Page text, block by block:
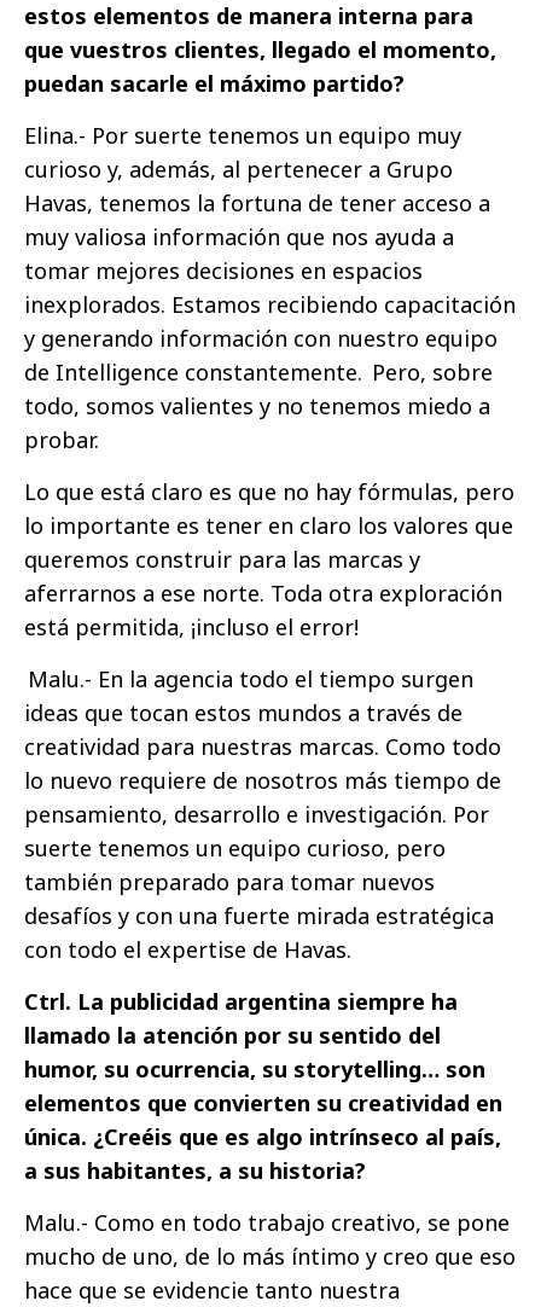
estos elementos de manera interna para
que vuestros clientes, llegado el momento,
puedan sacarle el máximo partido?
Elina.- Por suerte tenemos un equipo muy
curioso y, además, al pertenecer a Grupo
Havas, tenemos la fortuna de tener acceso a
muy valiosa información que nos ayuda a
tomar mejores decisiones en espacios
inexplorados. Estamos recibiendo capacitación
y generando información con nuestro equipo
de Intelligence constantemente. Pero, sobre
todo, somos valientes y no tenemos miedo a
probar.
Lo que está claro es que no hay fórmulas, pero
lo importante es tener en claro los valores que
queremos construir para las marcas y
aferrarnos a ese norte. Toda otra exploración
está permitida, ¡incluso el error!
Malu.- En la agencia todo el tiempo surgen
ideas que tocan estos mundos a través de
creatividad para nuestras marcas. Como todo
lo nuevo requiere de nosotros más tiempo de
pensamiento, desarrollo e investigación. Por
suerte tenemos un equipo curioso, pero
también preparado para tomar nuevos
desafíos y con una fuerte mirada estratégica
con todo el expertise de Havas.
Ctrl. La publicidad argentina siempre ha
llamado la atención por su sentido del
humor, su ocurrencia, su storytelling… son
elementos que convierten su creatividad en
única. ¿Creéis que es algo intrínseco al país,
a sus habitantes, a su historia?
Malu.- Como en todo trabajo creativo, se pone
mucho de uno, de lo más íntimo y creo que eso
hace que se evidencie tanto nuestra